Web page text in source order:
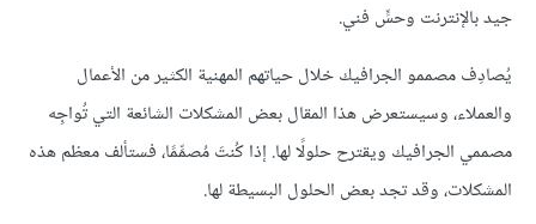
جيد بالإنترنت وحسٍّ فني.
يُصادِف مصممو الجرافيك خلال حياتهم المهنية الكثير من الأعمال
والعملاء، وسيستعرض هذا المقال بعض المشكلات الشائعة التي تُواجِه
مصممي الجرافيك ويقترح حلولًا لها. إذا كُنتَ مُصمِّمًا، فستألف معظم هذه
المشكلات، وقد تجد بعض الحلول البسيطة لها.